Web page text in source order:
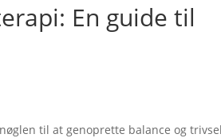
En guide til
til at genoprette balance og